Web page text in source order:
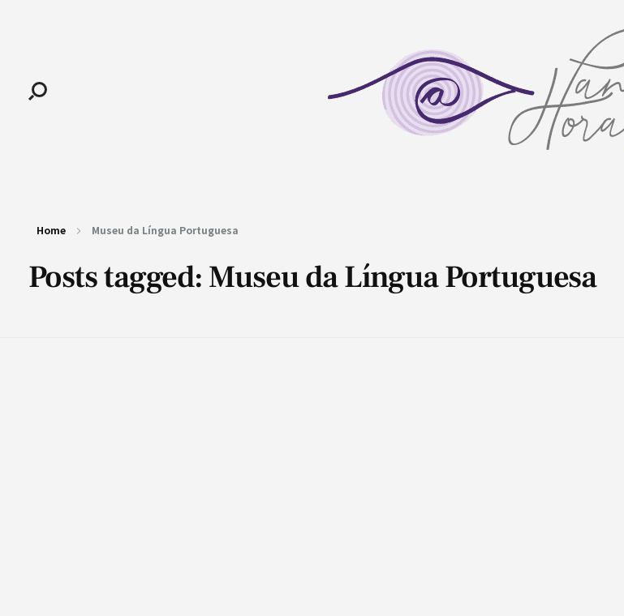
Home Museu da Língua Portuguesa
Posts tagged: Museu da Língua Portuguesa